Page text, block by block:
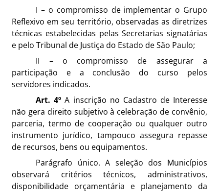
I – o compromisso de implementar o Grupo
Reflexivo em seu território, observadas as diretrizes
técnicas estabelecidas pelas Secretarias signatárias
e pelo Tribunal de Justiça do Estado de São Paulo;
II – o compromisso de assegurar a
participação e a conclusão do curso pelos
servidores indicados.
Art. 4º A inscrição no Cadastro de Interesse
não gera direito subjetivo à celebração de convênio,
parceria, termo de cooperação ou qualquer outro
instrumento jurídico, tampouco assegura repasse
de recursos, bens ou equipamentos.
Parágrafo único. A seleção dos Municípios
observará critérios técnicos, administrativos,
disponibilidade orçamentária e planejamento da